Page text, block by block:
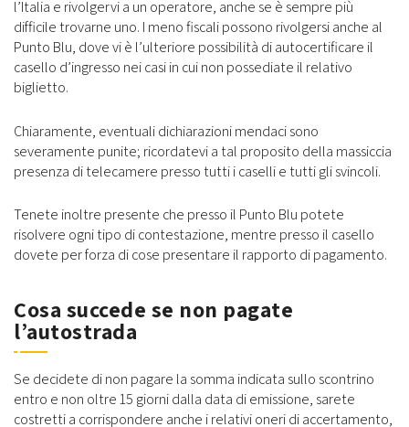
l’Italia e rivolgervi a un operatore, anche se è sempre più
difficile trovarne uno. I meno fiscali possono rivolgersi anche al
Punto Blu, dove vi è l’ulteriore possibilità di autocertificare il
casello d’ingresso nei casi in cui non possediate il relativo
biglietto.
Chiaramente, eventuali dichiarazioni mendaci sono
severamente punite; ricordatevi a tal proposito della massiccia
presenza di telecamere presso tutti i caselli e tutti gli svincoli.
Tenete inoltre presente che presso il Punto Blu potete
risolvere ogni tipo di contestazione, mentre presso il casello
dovete per forza di cose presentare il rapporto di pagamento.
Cosa succede se non pagate
l’autostrada
Se decidete di non pagare la somma indicata sullo scontrino
entro e non oltre 15 giorni dalla data di emissione, sarete
costretti a corrispondere anche i relativi oneri di accertamento,